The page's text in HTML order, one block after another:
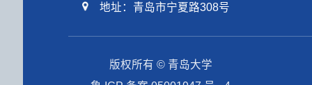
地址：青岛市宁夏路308号
版权所有 © 青岛大学